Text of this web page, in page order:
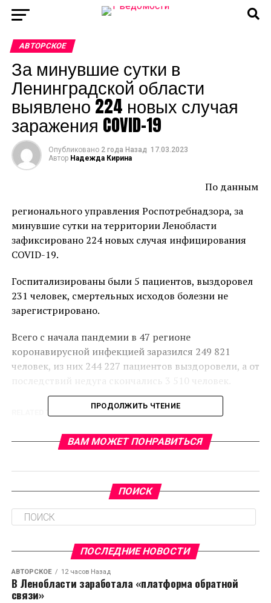
АВТОРСКОЕ
За минувшие сутки в
Ленинградской области
выявлено 224 новых случая
заражения COVID-19
Опубликовано 2 года Назад 17.03.2023
Автор Надежда Кирина
По данным
регионального управления Роспотребнадзора, за
минувшие сутки на территории Ленобласти
зафиксировано 224 новых случая инфицирования
COVID-19.
Госпитализированы были 5 пациентов, выздоровел
231 человек, смертельных исходов болезни не
зарегистрировано.
Всего с начала пандемии в 47 регионе
коронавирусной инфекцией заразился 249 821
человек, из них 244 227 пациентов выздоровели, а от
последствий недуга скончались 3 510 человек.
RELATED TOPICS:
За минувшие сутки в Ленинградской области
За минувшие сутки в Ленинградской области
зарегистрировано 134 новых случая заражения
COVID-19
ПРОДОЛЖИТЬ ЧТЕНИЕ
ВАМ МОЖЕТ ПОНРАВИТЬСЯ
ПОИСК
ПОСЛЕДНИЕ НОВОСТИ
АВТОРСКОЕ 12 часов Назад
В Ленобласти заработала «платформа обратной
связи»